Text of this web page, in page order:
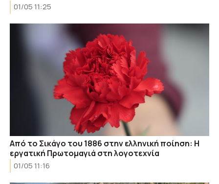
01/05 11:25
Από το Σικάγο του 1886 στην ελληνική ποίηση: Η
εργατική Πρωτομαγιά στη λογοτεχνία
01/05 11:16